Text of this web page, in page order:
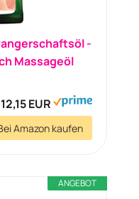
-
Massageöl
12,15 EUR
Amazon kaufen
ANGEBOT